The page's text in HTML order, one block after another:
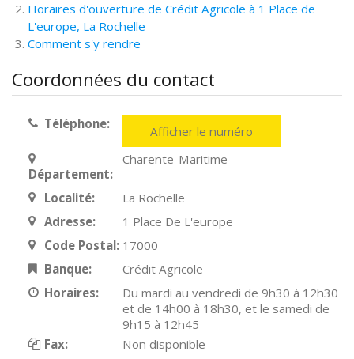
Horaires d'ouverture de Crédit Agricole à 1 Place de
L'europe, La Rochelle
Comment s'y rendre
Coordonnées du contact
Téléphone: Afficher le numéro
Département:
Charente-Maritime
Localité:
La Rochelle
Adresse:
1 Place De L'europe
Code Postal: 17000
Banque:
Crédit Agricole
Horaires:
Du mardi au vendredi de 9h30 à 12h30
et de 14h00 à 18h30, et le samedi de
9h15 à 12h45
Fax:
Non disponible